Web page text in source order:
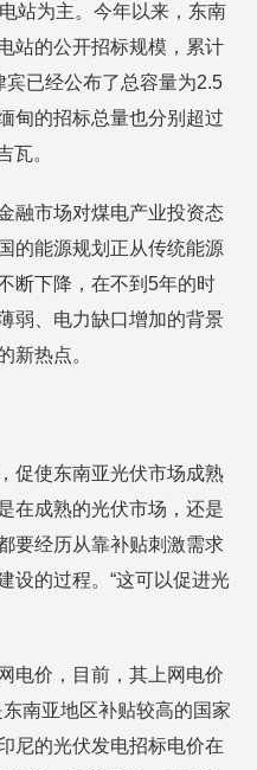
站为主。今年以来，东南
站的公开招标规模，累计
已经公布了总容量为2.5
甸的招标总量也分别超过
瓦。
融市场对煤电产业投资态
的能源规划正从传统能源
断下降，在不到5年的时
弱、电力缺口增加的背景
新热点。
促使东南亚光伏市场成熟
在成熟的光伏市场，还是
要经历从靠补贴刺激需求
设的过程。“这可以促进光
电价，目前，其上网电价
南亚地区补贴较高的国家
尼的光伏发电招标电价在